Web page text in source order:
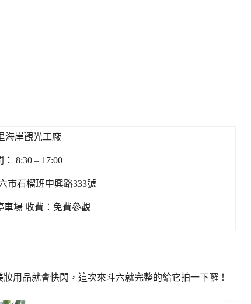
海岸觀光工廠
： 8:30 – 17:00
市石榴班中興路333號
車場 收費：免費參觀
用品就會快閃，這次來斗六就完整的給它拍一下囉！